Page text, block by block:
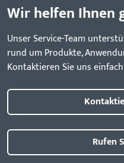
Wir helfen Ihnen
Unser Service-Team
rund um Produkte,
Kontaktieren Sie uns
Rufen